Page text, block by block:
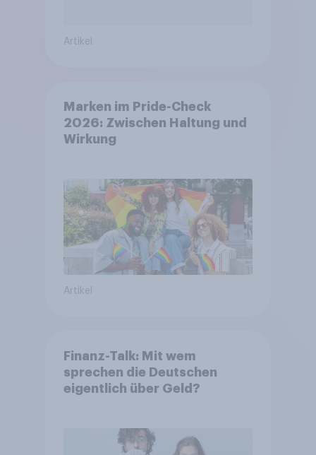
Artikel
Marken im Pride-Check
2026: Zwischen Haltung und
Wirkung
Artikel
Finanz-Talk: Mit wem
sprechen die Deutschen
eigentlich über Geld?